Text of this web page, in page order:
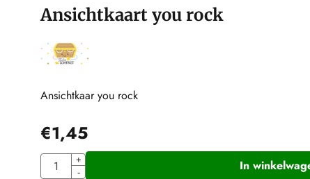
Ansichtkaart you rock
Ansichtkaar you rock
€1,45
Aantal
+
-
In